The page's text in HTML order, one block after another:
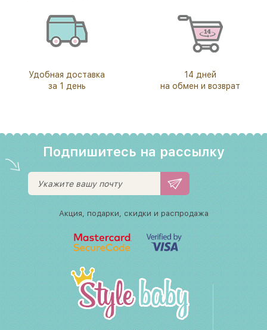
Удобная доставка
за 1 день
14 дней
на обмен и возврат
Подпишитесь на рассылку
Акция, подарки, скидки и распродажа